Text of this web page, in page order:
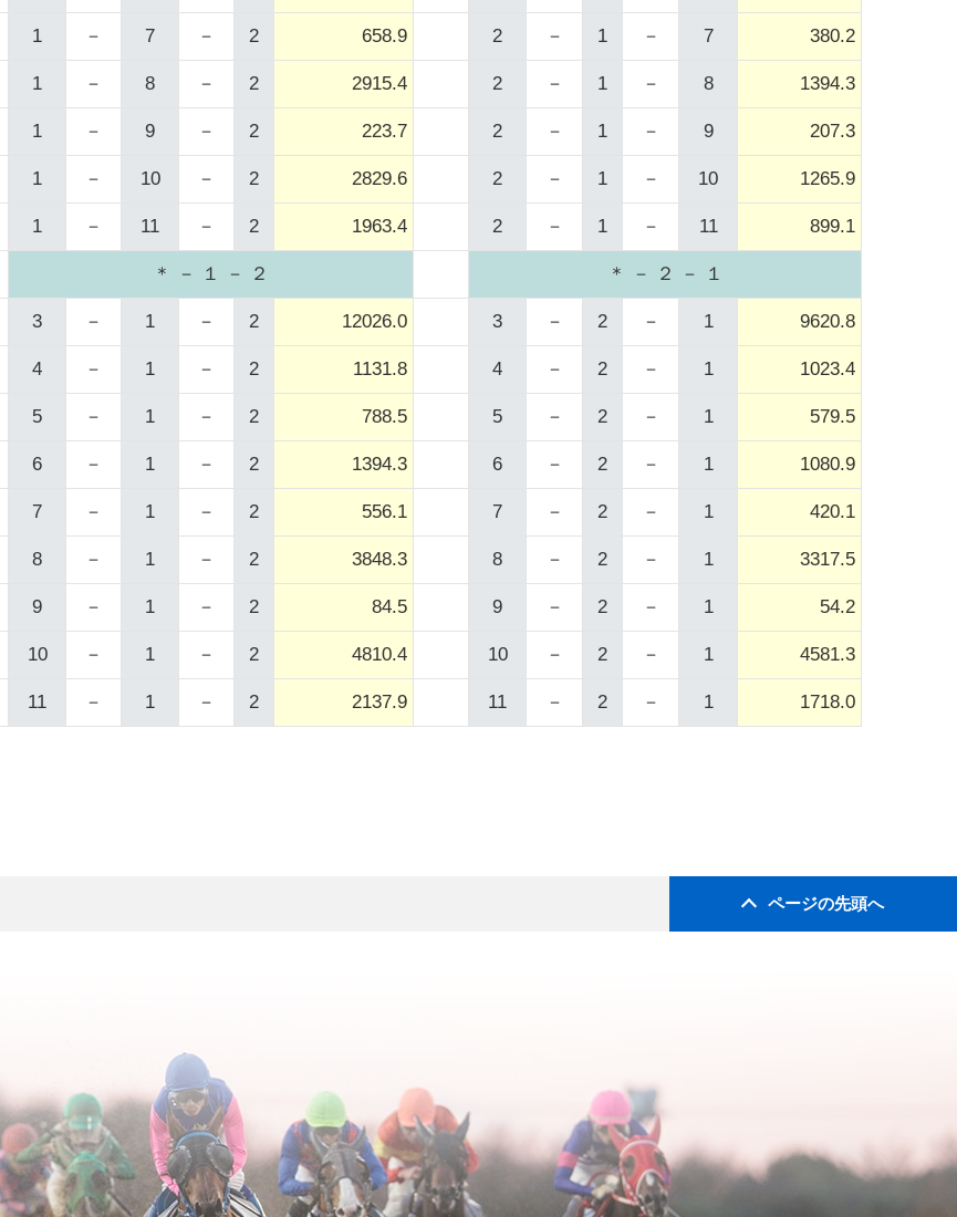
1 － 7 － 2 658.9 2 － 1 － 7 380.2
1 － 8 － 2 2915.4 2 － 1 － 8 1394.3
1 － 9 － 2 223.7 2 － 1 － 9 207.3
1 － 10 － 2 2829.6 2 － 1 － 10 1265.9
1 － 11 － 2 1963.4 2 － 1 － 11 899.1
＊ － １ － ２ ＊ － ２ － １
3 － 1 － 2 12026.0 3 － 2 － 1 9620.8
4 － 1 － 2 1131.8 4 － 2 － 1 1023.4
5 － 1 － 2 788.5 5 － 2 － 1 579.5
6 － 1 － 2 1394.3 6 － 2 － 1 1080.9
7 － 1 － 2 556.1 7 － 2 － 1 420.1
8 － 1 － 2 3848.3 8 － 2 － 1 3317.5
9 － 1 － 2 84.5 9 － 2 － 1 54.2
10 － 1 － 2 4810.4 10 － 2 － 1 4581.3
11 － 1 － 2 2137.9 11 － 2 － 1 1718.0
ページの先頭へ